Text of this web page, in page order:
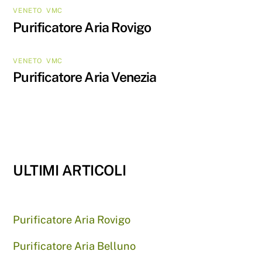
VENETO ,VMC
Purificatore Aria Rovigo
VENETO ,VMC
Purificatore Aria Venezia
ULTIMI ARTICOLI
Purificatore Aria Rovigo
Purificatore Aria Belluno